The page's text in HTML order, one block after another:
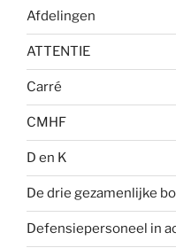
Afdelingen
ATTENTIE
Carré
CMHF
D en K
De drie gezamenlijke
Defensiepersoneel in